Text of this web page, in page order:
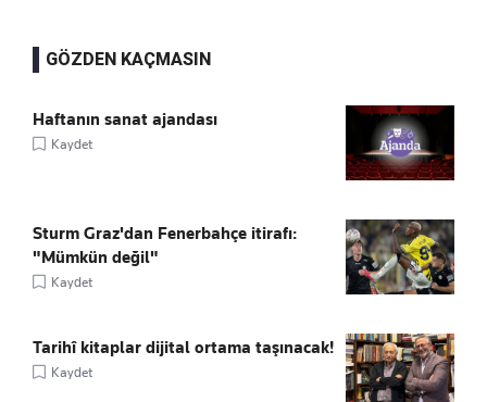
GÖZDEN KAÇMASIN
Haftanın sanat ajandası
Kaydet
Sturm Graz'dan Fenerbahçe itirafı:
"Mümkün değil"
Kaydet
Tarihî kitaplar dijital ortama taşınacak!
Kaydet